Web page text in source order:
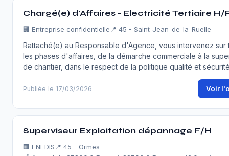
Chargé(e) d'Affaires - Electricité Tertiaire H/
🏢 Entreprise confidentielle 📍 45 - Saint-Jean-de-la-Ruelle
Rattaché(e) au Responsable d'Agence, vous intervenez sur
les phases d'affaires, de la démarche commerciale à la
de chantier, dans le respect de la politique qualité et
Publiée le 17/03/2026 Voir
Superviseur Exploitation dépannage F/H
🏢 ENEDIS 📍 45 - Ormes